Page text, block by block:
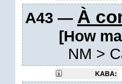
A43 — À
[How
NM >
KABA: